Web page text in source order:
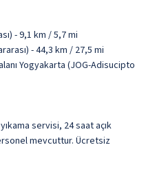
- 9,1 km / 5,7 mi
- 44,3 km / 27,5 mi
Yogyakarta (JOG-Adisucipto
servisi, 24 saat açık
mevcuttur. Ücretsiz